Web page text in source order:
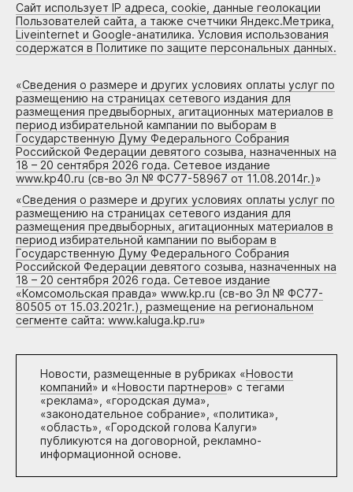
Сайт использует IP адреса, cookie, данные геолокации
Пользователей сайта, а также счетчики Яндекс.Метрика,
Liveinternet и Google-анатилика. Условия использования
содержатся в Политике по защите персональных данных.
«Сведения о размере и других условиях оплаты услуг по
размещению на страницах сетевого издания для
размещения предвыборных, агитационных материалов в
период избирательной кампании по выборам в
Государственную Думу Федерального Собрания
Российской Федерации девятого созыва, назначенных на
18 – 20 сентября 2026 года. Сетевое издание
www.kp40.ru (св-во Эл № ФС77-58967 от 11.08.2014г.)»
«Сведения о размере и других условиях оплаты услуг по
размещению на страницах сетевого издания для
размещения предвыборных, агитационных материалов в
период избирательной кампании по выборам в
Государственную Думу Федерального Собрания
Российской Федерации девятого созыва, назначенных на
18 – 20 сентября 2026 года. Сетевое издание
«Комсомольская правда» www.kp.ru (св-во Эл № ФС77-
80505 от 15.03.2021г.), размещение на региональном
сегменте сайта: www.kaluga.kp.ru»
Новости, размещенные в рубриках «Новости
компаний» и «Новости партнеров» с тегами
«реклама», «городская дума»,
«законодательное собрание», «политика»,
«область», «Городской голова Калуги»
публикуются на договорной, рекламно-
информационной основе.